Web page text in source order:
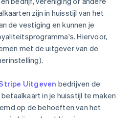
zijn in huisstijl van het
de vestiging en kunnen je
Hiervoor,
met de uitgever van de
Uitgeven bedrijven de
in je huisstijl te maken
op de behoeften van het